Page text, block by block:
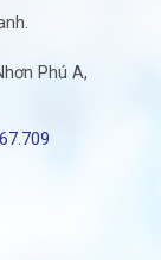
Phú A,